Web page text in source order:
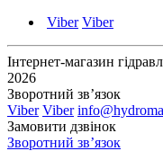
Viber Viber
Інтернет-магазин
2026
Зворотний зв’язок
Viber Viber
Замовити дзвінок
Зворотний зв’язок